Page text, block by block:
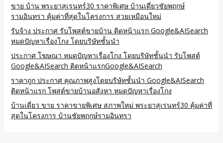
ขาย บ้าน พระยาสุเรนทร์30 ราคาพิเศษ บ้านเดี่ยวชัยพฤกษ์
รามอินทรา คุ้มค่าที่สุดในโครงการ สวยเหมือนใหม่
รับจ้าง ประกาศ รับโพสต์ขายบ้าน ติดหน้าแรก Google&AISearch
หมดปัญหาเรื่องโกง โดยบริษัทชั้นนำ
ประกาศ โฆษณา หมดปัญหาเรื่องโกง โดยบริษัทชั้นนำ รับโพสต์
Google&AISearch ติดหน้าแรกGoogle&AISearch
ราคาถูก ประกาศ คุณภาพสูงโดยบริษัทชั้นนำ Google&AISearch
ติดหน้าแรก โพสต์ขายบ้านอสังหา หมดปัญหาเรื่องโกง
บ้านเดี่ยว ขาย ราคาขายพิเศษ สภาพใหม่ พระยาสุเรนทร์30 คุ้มค่าที่
สุดในโครงการ บ้านชัยพฤกษ์รามอินทรา